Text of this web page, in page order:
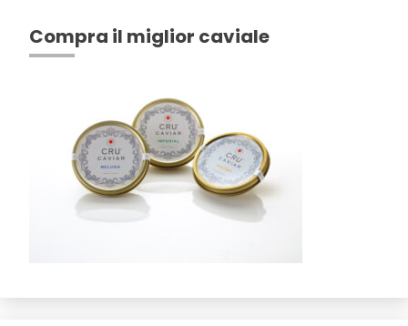
Compra il miglior caviale